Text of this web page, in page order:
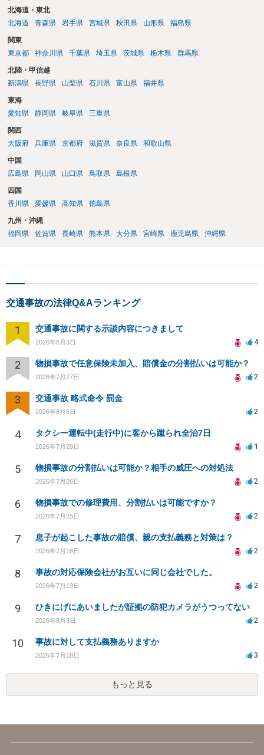
北海道・東北
北海道
青森県 岩手県 宮城県 秋田県 山形県 福島県
関東
東京都
神奈川県 千葉県 埼玉県 茨城県 栃木県 群馬県
北陸・甲信越
新潟県
長野県 山梨県 石川県 富山県 福井県
東海
愛知県
静岡県 岐阜県 三重県
関西
大阪府
兵庫県 京都府 滋賀県 奈良県 和歌山県
中国
広島県
岡山県 山口県 鳥取県 島根県
四国
香川県
愛媛県 高知県 徳島県
九州・沖縄
福岡県
佐賀県 長崎県 熊本県 大分県 宮崎県 鹿児島県 沖縄県
交通事故の法律Q&Aランキング
1 交通事故に関する示談内容につきまして
2026年8月3日 4
2 物損事故で任意保険未加入、賠償金の分割払いは可能か？
2026年7月27日 2
3 交通事故 略式命令 罰金
2026年8月6日 2
4 タクシー運転中(走行中)に客から蹴られ全治7日
2026年7月28日 1
5 物損事故の分割払いは可能か？相手の威圧への対処法
2026年7月26日 2
6 物損事故での修理費用、分割払いは可能ですか？
2026年7月25日 2
7 息子が起こした事故の賠償、親の支払義務と対策は？
2026年7月16日 2
8 事故の対応保険会社がお互いに同じ会社でした。
2026年7月13日 2
9 ひきにげにあいましたが証拠の防犯カメラがうつってない
2026年8月3日 2
10 事故に対して支払義務ありますか
2026年7月18日 3
もっと見る